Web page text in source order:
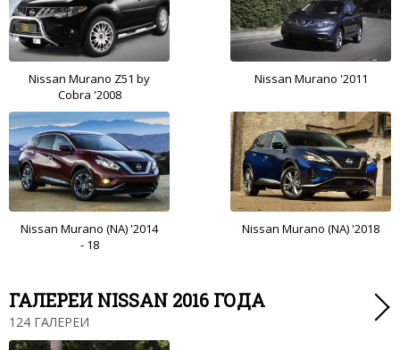
Nissan Murano Z51 by
Cobra '2008
Nissan Murano '2011
Nissan Murano (NA) '2014
- 18
Nissan Murano (NA) '2018
ГАЛЕРЕИ NISSAN 2016 ГОДА
124 ГАЛЕРЕИ